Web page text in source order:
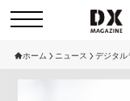
ホーム ニュース デジタル